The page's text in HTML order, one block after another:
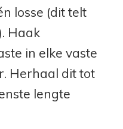
losse (dit telt
Haak
in elke vaste
Herhaal dit tot
lengte